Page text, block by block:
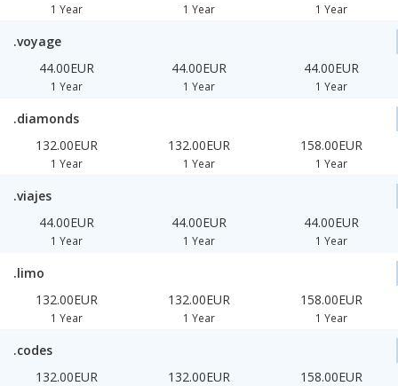
1 Year 1 Year 1 Year
.voyage
44.00EUR
1 Year
44.00EUR
1 Year
44.00EUR
1 Year
.diamonds
132.00EUR
1 Year
132.00EUR
1 Year
158.00EUR
1 Year
.viajes
44.00EUR
1 Year
44.00EUR
1 Year
44.00EUR
1 Year
.limo
132.00EUR
1 Year
132.00EUR
1 Year
158.00EUR
1 Year
.codes
132.00EUR
132.00EUR 158.00EUR